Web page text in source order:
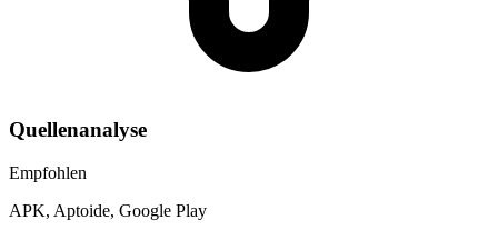
Quellenanalyse
Empfohlen
APK, Aptoide, Google Play